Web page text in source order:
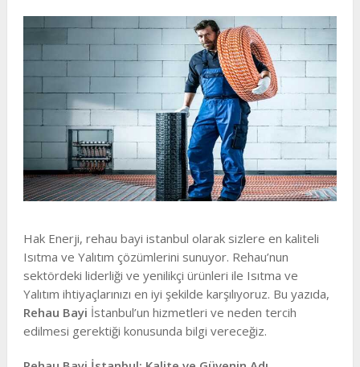
Hak Enerji, rehau bayi istanbul olarak sizlere en kaliteli
Isıtma ve Yalıtım çözümlerini sunuyor. Rehau’nun
sektördeki liderliği ve yenilikçi ürünleri ile Isıtma ve
Yalıtım ihtiyaçlarınızı en iyi şekilde karşılıyoruz. Bu yazıda,
Rehau Bayi İstanbul’un hizmetleri ve neden tercih
edilmesi gerektiği konusunda bilgi vereceğiz.